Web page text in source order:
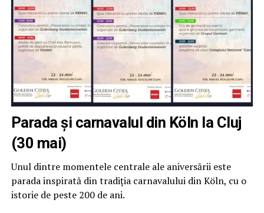
Parada și carnavalul din Köln la Cluj
(30 mai)
Unul dintre momentele centrale ale aniversării este
parada inspirată din tradiția carnavalului din Köln, cu o
istorie de peste 200 de ani.